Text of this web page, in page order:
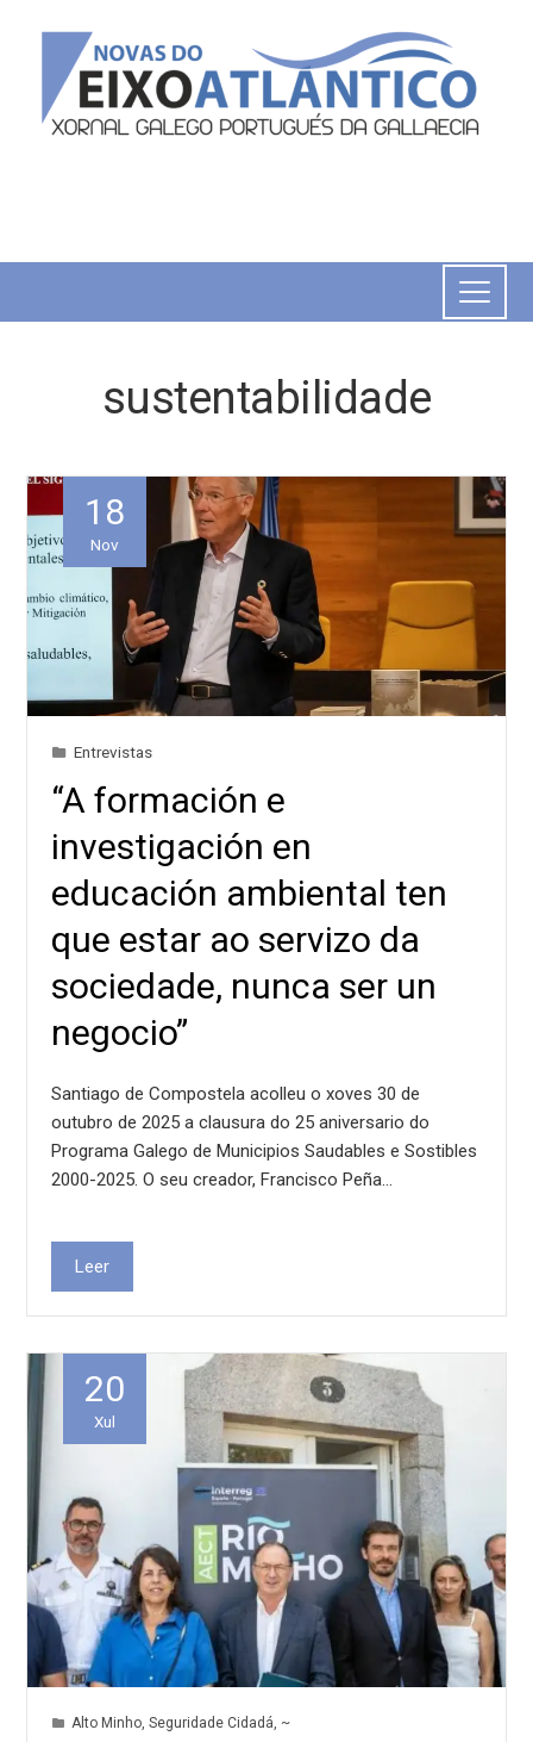
sustentabilidade
18
Nov
Entrevistas
“A formación e
investigación en
educación ambiental ten
que estar ao servizo da
sociedade, nunca ser un
negocio”
Santiago de Compostela acolleu o xoves 30 de
outubro de 2025 a clausura do 25 aniversario do
Programa Galego de Municipios Saudables e Sostibles
2000-2025. O seu creador, Francisco Peña…
Leer
20
Xul
Alto Minho,Seguridade Cidadá, ~